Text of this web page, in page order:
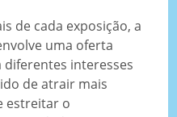
de cada exposição, a
uma oferta
diferentes interesses
de atrair mais
estreitar o